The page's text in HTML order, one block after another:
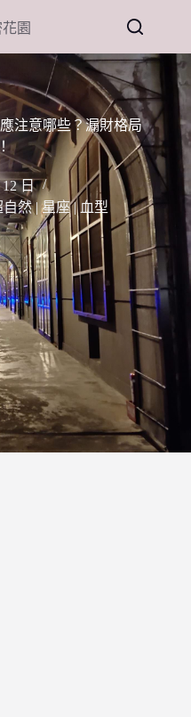
園
注意哪些？漏財格局
12 日
然 | 星座 | 血型